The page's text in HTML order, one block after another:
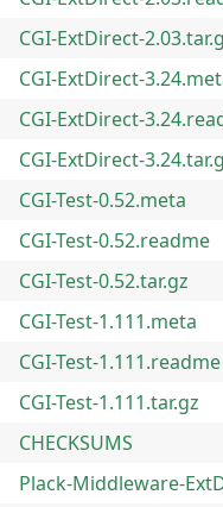
CGI-ExtDirect-
CGI-ExtDirect-
CGI-ExtDirect-
CGI-ExtDirect-
CGI-Test-0.52.meta
CGI-Test-0.52.readme
CGI-Test-0.52.tar.gz
CGI-Test-1.111.meta
CGI-Test-1.111.readme
CGI-Test-1.111.tar.gz
CHECKSUMS
Plack-Middleware-